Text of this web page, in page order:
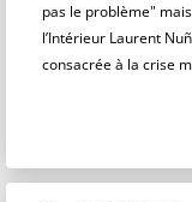
pas le problème"
l’Intérieur Laurent
consacrée à la crise